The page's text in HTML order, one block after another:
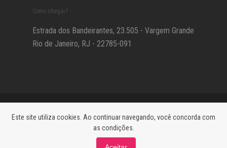
Este site utiliza cookies. Ao continuar navegando, você concorda com
as condições.
Como chegar?
Estrada dos Bandeirantes, 23.505 - Vargem Grande
Rio de Janeiro, RJ - 22785-091
DE PRIVACIDADE